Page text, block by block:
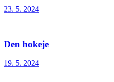
23. 5. 2024
Den hokeje
19. 5. 2024